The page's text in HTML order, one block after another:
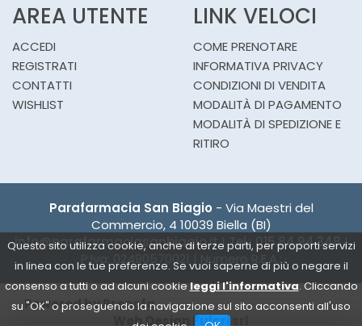
Questo sito utilizza cookie, anche di terze parti, per proporti servizi
in linea con le tue preferenze. Se vuoi saperne di più o negare il
consenso a tutti o ad alcuni cookie leggi l'informativa. Cliccando
su "OK" o proseguendo la navigazione sul sito acconsenti all'uso
AREA UTENTE
ACCEDI
REGISTRATI
CONTATTI
WISHLIST
LINK VELOCI
COME PRENOTARE
INFORMATIVA PRIVACY
CONDIZIONI DI VENDITA
MODALITÀ DI PAGAMENTO
MODALITÀ DI SPEDIZIONE E
RITIRO
Parafarmacia San Biagio - Via Maestri del
Commercio, 4 10039 Biella (BI)
info@parafarmaciasanbiagio.it|Tel.: 015.84.94.348|
P.Iva: 02490570021 | Numero R.E.A.:
Powered byPrenofa
Web Design Fulcri srl